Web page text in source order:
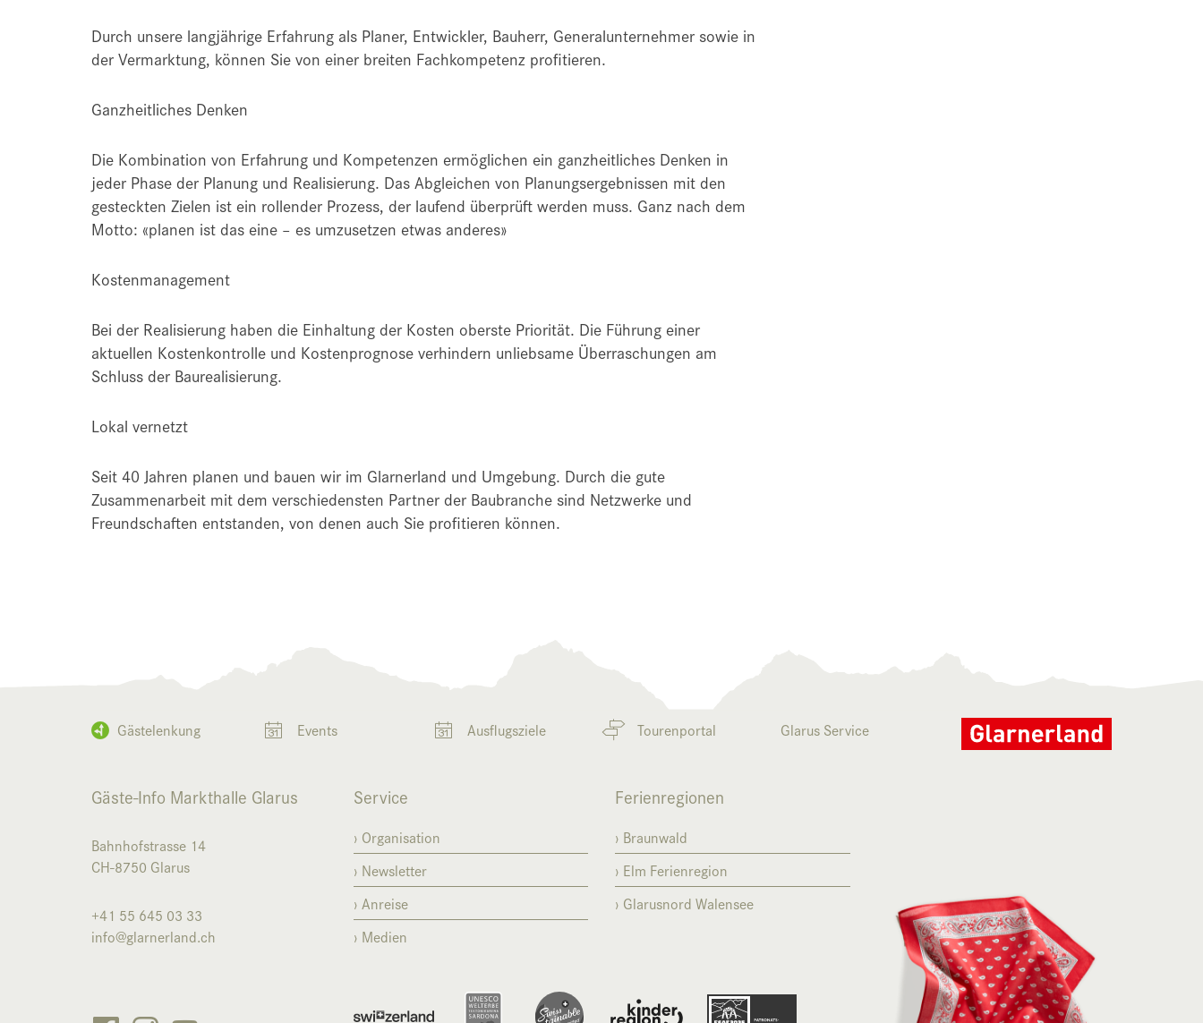
Durch unsere langjährige Erfahrung als Planer, Entwickler, Bauherr, Generalunternehmer sowie in
der Vermarktung, können Sie von einer breiten Fachkompetenz profitieren.
Ganzheitliches Denken
Die Kombination von Erfahrung und Kompetenzen ermöglichen ein ganzheitliches Denken in
jeder Phase der Planung und Realisierung. Das Abgleichen von Planungsergebnissen mit den
gesteckten Zielen ist ein rollender Prozess, der laufend überprüft werden muss. Ganz nach dem
Motto: «planen ist das eine – es umzusetzen etwas anderes»
Kostenmanagement
Bei der Realisierung haben die Einhaltung der Kosten oberste Priorität. Die Führung einer
aktuellen Kostenkontrolle und Kostenprognose verhindern unliebsame Überraschungen am
Schluss der Baurealisierung.
Lokal vernetzt
Seit 40 Jahren planen und bauen wir im Glarnerland und Umgebung. Durch die gute
Zusammenarbeit mit dem verschiedensten Partner der Baubranche sind Netzwerke und
Freundschaften entstanden, von denen auch Sie profitieren können.
Gästelenkung Events Ausflugsziele Tourenportal Glarus Service
Gäste-Info Markthalle Glarus
Bahnhofstrasse 14
CH-8750 Glarus
+41 55 645 03 33
info@glarnerland.ch
Service
Organisation
Newsletter
Anreise
Medien
Ferienregionen
Braunwald
Elm Ferienregion
Glarusnord Walensee